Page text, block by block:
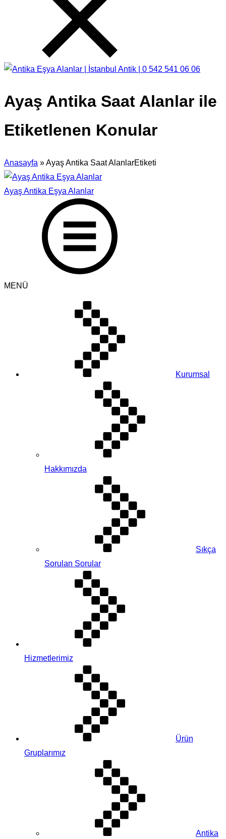
Ayaş Antika Saat Alanlar ile
Etiketlenen Konular
Anasayfa »Ayaş Antika Saat AlanlarEtiketi
Ayaş Antika Eşya Alanlar
MENÜ
Kurumsal
Hakkımızda
Sıkça
Sorulan Sorular
Hizmetlerimiz
Ürün
Gruplarımız
Antika